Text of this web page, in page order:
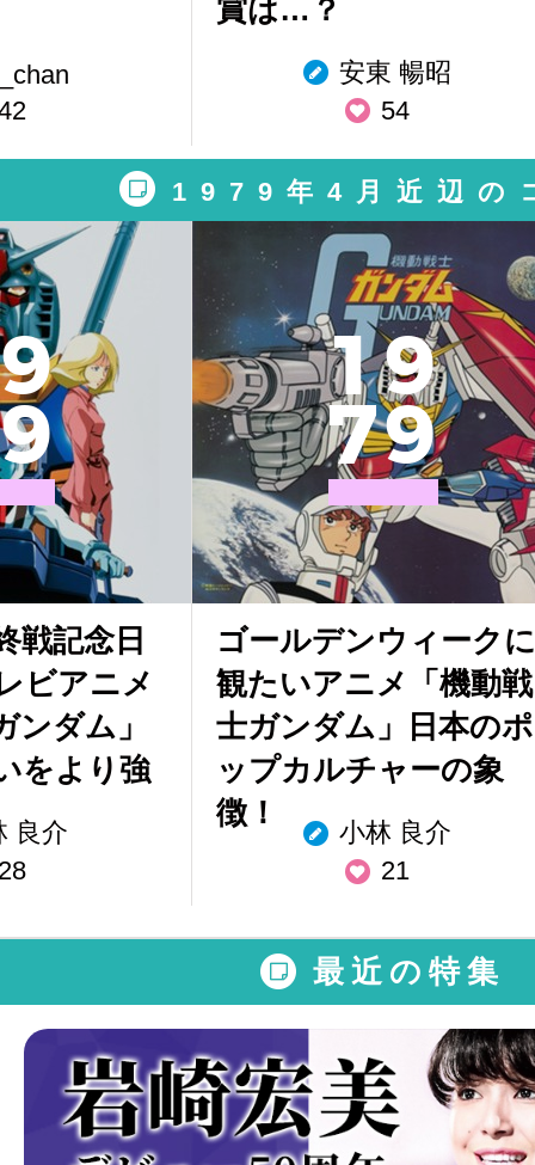
賞は…？
安東 暢昭
54
1979年4月近辺の
9
9
戦記念日
ビアニメ
ンダム」
をより強
良介
19
79
ゴールデンウィークに
観たいアニメ「機動戦
士ガンダム」日本のポ
ップカルチャーの象
徴！
小林 良介
21
最近の特集